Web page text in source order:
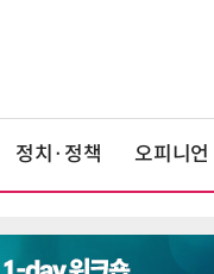
정치·정책 오피니언